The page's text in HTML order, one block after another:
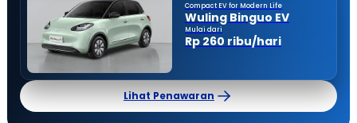
Compact EV for Modern Life
Wuling Binguo EV
Mulai dari
Rp 260 ribu/hari
Lihat Penawaran